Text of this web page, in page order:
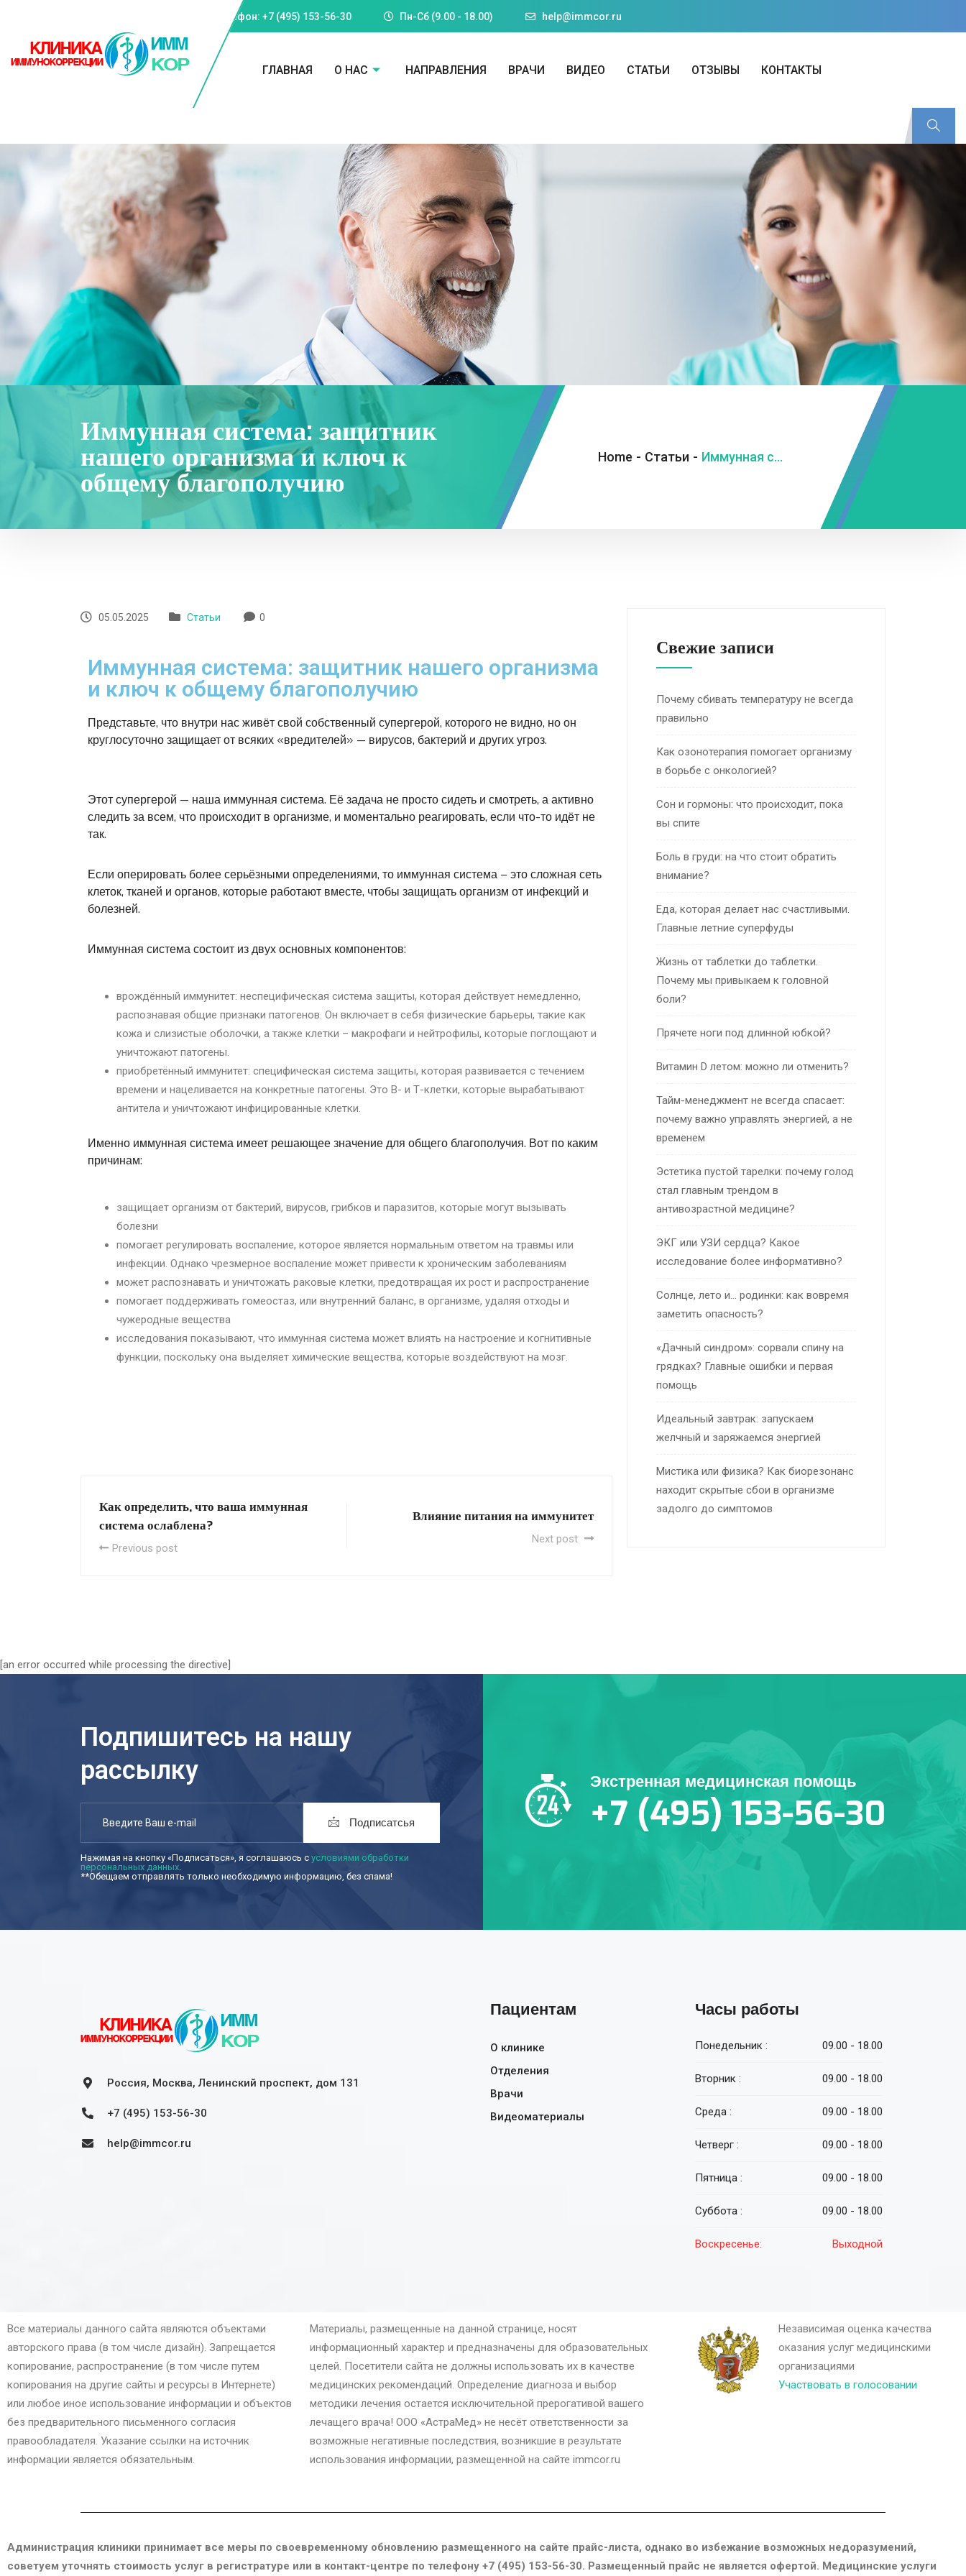
Телефон: +7 (495) 153-56-30 Пн-Cб (9.00 - 18.00) help@immcor.ru
ГЛАВНАЯ О НАС НАПРАВЛЕНИЯ ВРАЧИ ВИДЕО СТАТЬИ ОТЗЫВЫ КОНТАКТЫ
Иммунная система: защитник
нашего организма и ключ к
общему благополучию
Home - Статьи - Иммунная система: защитник нашего организма и ключ к общему благополучию
05.05.2025 Статьи 0
Иммунная система: защитник нашего организма
и ключ к общему благополучию
Представьте, что внутри нас живёт свой собственный супергерой, которого не видно, но он
круглосуточно защищает от всяких «вредителей» — вирусов, бактерий и других угроз.
Этот супергерой — наша иммунная система. Её задача не просто сидеть и смотреть, а активно
следить за всем, что происходит в организме, и моментально реагировать, если что-то идёт не
так.
Если оперировать более серьёзными определениями, то иммунная система – это сложная сеть
клеток, тканей и органов, которые работают вместе, чтобы защищать организм от инфекций и
болезней.
Иммунная система состоит из двух основных компонентов:
врождённый иммунитет: неспецифическая система защиты, которая действует немедленно,
распознавая общие признаки патогенов. Он включает в себя физические барьеры, такие как
кожа и слизистые оболочки, а также клетки – макрофаги и нейтрофилы, которые поглощают и
уничтожают патогены.
приобретённый иммунитет: специфическая система защиты, которая развивается с течением
времени и нацеливается на конкретные патогены. Это В- и Т-клетки, которые вырабатывают
антитела и уничтожают инфицированные клетки.
Именно иммунная система имеет решающее значение для общего благополучия. Вот по каким
причинам:
защищает организм от бактерий, вирусов, грибков и паразитов, которые могут вызывать
болезни
помогает регулировать воспаление, которое является нормальным ответом на травмы или
инфекции. Однако чрезмерное воспаление может привести к хроническим заболеваниям
может распознавать и уничтожать раковые клетки, предотвращая их рост и распространение
помогает поддерживать гомеостаз, или внутренний баланс, в организме, удаляя отходы и
чужеродные вещества
исследования показывают, что иммунная система может влиять на настроение и когнитивные
функции, поскольку она выделяет химические вещества, которые воздействуют на мозг.
Как определить, что ваша иммунная
система ослаблена?
Previous post
Влияние питания на иммунитет
Next post
Свежие записи
Почему сбивать температуру не всегда
правильно
Как озонотерапия помогает организму
в борьбе с онкологией?
Сон и гормоны: что происходит, пока
вы спите
Боль в груди: на что стоит обратить
внимание?
Еда, которая делает нас счастливыми.
Главные летние суперфуды
Жизнь от таблетки до таблетки.
Почему мы привыкаем к головной
боли?
Прячете ноги под длинной юбкой?
Витамин D летом: можно ли отменить?
Тайм-менеджмент не всегда спасает:
почему важно управлять энергией, а не
временем
Эстетика пустой тарелки: почему голод
стал главным трендом в
антивозрастной медицине?
ЭКГ или УЗИ сердца? Какое
исследование более информативно?
Солнце, лето и… родинки: как вовремя
заметить опасность?
«Дачный синдром»: сорвали спину на
грядках? Главные ошибки и первая
помощь
Идеальный завтрак: запускаем
желчный и заряжаемся энергией
Мистика или физика? Как биорезонанс
находит скрытые сбои в организме
задолго до симптомов
[an error occurred while processing the directive]
Подпишитесь на нашу
рассылку
Подписатсья
Нажимая на кнопку «Подписаться», я соглашаюсь с условиями обработки
персональных данных.
**Обещаем отправлять только необходимую информацию, без спама!
Экстренная медицинская помощь
+7 (495) 153-56-30
Россия, Москва, Ленинский проспект, дом 131
+7 (495) 153-56-30
help@immcor.ru
Пациентам
О клинике
Отделения
Врачи
Видеоматериалы
Часы работы
Понедельник : 09.00 - 18.00
Вторник : 09.00 - 18.00
Среда : 09.00 - 18.00
Четверг : 09.00 - 18.00
Пятница : 09.00 - 18.00
Суббота : 09.00 - 18.00
Воскресенье: Выходной
Все материалы данного сайта являются объектами
авторского права (в том числе дизайн). Запрещается
копирование, распространение (в том числе путем
копирования на другие сайты и ресурсы в Интернете)
или любое иное использование информации и объектов
без предварительного письменного согласия
правообладателя. Указание ссылки на источник
информации является обязательным.
Материалы, размещенные на данной странице, носят
информационный характер и предназначены для образовательных
целей. Посетители сайта не должны использовать их в качестве
медицинских рекомендаций. Определение диагноза и выбор
методики лечения остается исключительной прерогативой вашего
лечащего врача! ООО «АстраМед» не несёт ответственности за
возможные негативные последствия, возникшие в результате
использования информации, размещенной на сайте immcor.ru
Независимая оценка качества
оказания услуг медицинскими
организациями
Участвовать в голосовании
Администрация клиники принимает все меры по своевременному обновлению размещенного на сайте прайс-листа, однако во избежание возможных недоразумений,
советуем уточнять стоимость услуг в регистратуре или в контакт-центре по телефону +7 (495) 153-56-30. Размещенный прайс не является офертой. Медицинские услуги